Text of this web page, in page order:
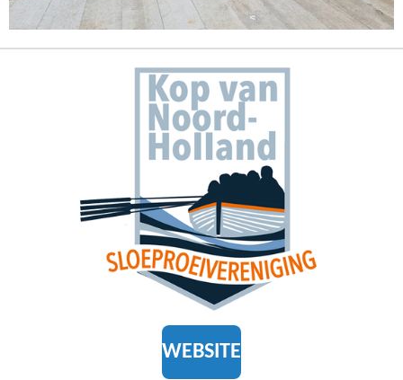
WEBSITE